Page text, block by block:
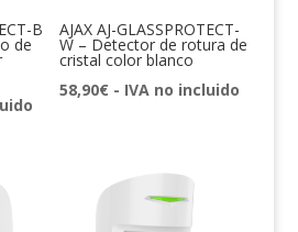
B
de
AJAX AJ-GLASSPROTECT-
W – Detector de rotura de
cristal color blanco
58,90€ - IVA no incluido